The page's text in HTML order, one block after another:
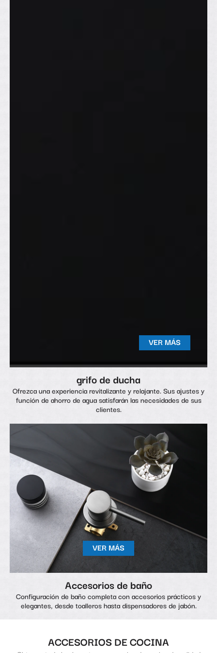
VER MÁS
grifo de ducha
Ofrezca una experiencia revitalizante y relajante. Sus ajustes y
función de ahorro de agua satisfarán las necesidades de sus
clientes.
VER MÁS
Accesorios de baño
Configuración de baño completa con accesorios prácticos y
elegantes, desde toalleros hasta dispensadores de jabón.
ACCESORIOS DE COCINA